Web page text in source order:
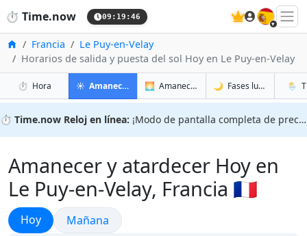
⏱️ Time.now 09:19:47 🇪🇸
InicioFrancia
Le Puy-en-Velay
Horarios de salida y puesta del sol Hoy en Le Puy-en-Velay
⏱️ Horaen Le Puy-en-Velay
☀️ Amanecer y atardecer en Le Puy-en-Velay
🌅 Amanecer y atardecer mañana en Le
🌙 Fases lunares en Le
🌦️
⏱️ Time.now Reloj en línea: ¡Modo de pantalla completa de precisión!
Amanecer y atardecer Hoy en
Le Puy-en-Velay, Francia 🇫🇷
Amanecer y atardecer
Hoy Amanecer y atardecer
Mañana